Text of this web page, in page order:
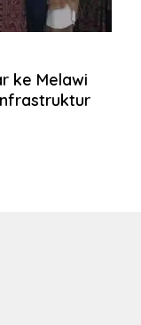
ke Melawi